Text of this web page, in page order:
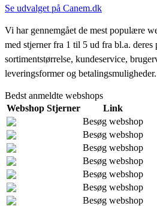
Se udvalget på Canem.dk
Vi har gennemgået de mest populære
med stjerner fra 1 til 5 ud fra bl.a. deres
sortimentstørrelse, kundeservice,
leveringsformer og betalingsmuligheder.
Bedst anmeldte webshops
Webshop Stjerner
Link
Besøg webshop
Besøg webshop
Besøg webshop
Besøg webshop
Besøg webshop
Besøg webshop
Besøg webshop